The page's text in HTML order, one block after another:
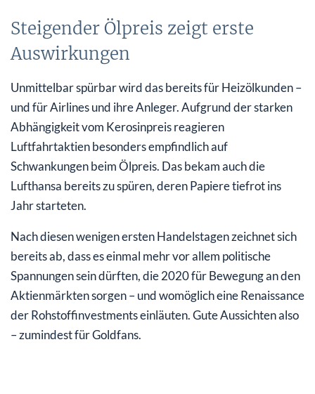
Steigender Ölpreis zeigt erste
Auswirkungen
Unmittelbar spürbar wird das bereits für Heizölkunden –
und für Airlines und ihre Anleger. Aufgrund der starken
Abhängigkeit vom Kerosinpreis reagieren
Luftfahrtaktien besonders empfindlich auf
Schwankungen beim Ölpreis. Das bekam auch die
Lufthansa bereits zu spüren, deren Papiere tiefrot ins
Jahr starteten.
Nach diesen wenigen ersten Handelstagen zeichnet sich
bereits ab, dass es einmal mehr vor allem politische
Spannungen sein dürften, die 2020 für Bewegung an den
Aktienmärkten sorgen – und womöglich eine Renaissance
der Rohstoffinvestments einläuten. Gute Aussichten also
– zumindest für Goldfans.